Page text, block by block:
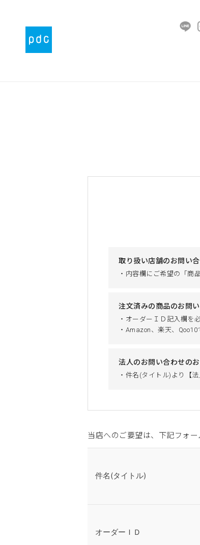
取り扱い店舗のお問い
・内容欄にご希望の「商
注文済みの商品のお問
・オーダーＩＤ記入欄を
・Amazon、楽天、
法人のお問い合わせの
・件名(タイトル)より【
当店へのご要望は、下記フォ
件名(タイトル)
オーダーＩＤ